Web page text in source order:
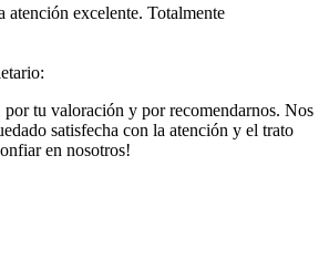
atención excelente. Totalmente
por tu valoración y por recomendarnos. Nos
satisfecha con la atención y el trato
en nosotros!